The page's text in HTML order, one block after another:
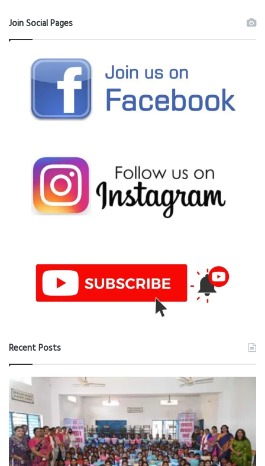
Join Social Pages
Recent Posts